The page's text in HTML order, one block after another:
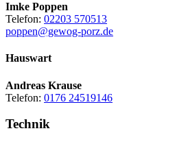
Imke Poppen
Telefon: 02203 570513
poppen@gewog-porz.de
Hauswart
Andreas Krause
Telefon: 0176 24519146
Technik